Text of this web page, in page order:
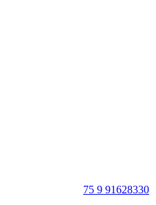
75 9 91628330